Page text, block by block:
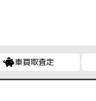
車買取査定